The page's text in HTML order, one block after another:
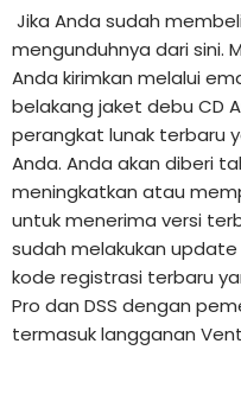
Jika Anda sudah
mengunduhnya dari sini.
Anda kirimkan melalui
belakang jaket debu CD
perangkat lunak terbaru
Anda. Anda akan diberi
meningkatkan atau
untuk menerima versi
sudah melakukan
kode registrasi terbaru
Pro dan DSS dengan
termasuk langganan